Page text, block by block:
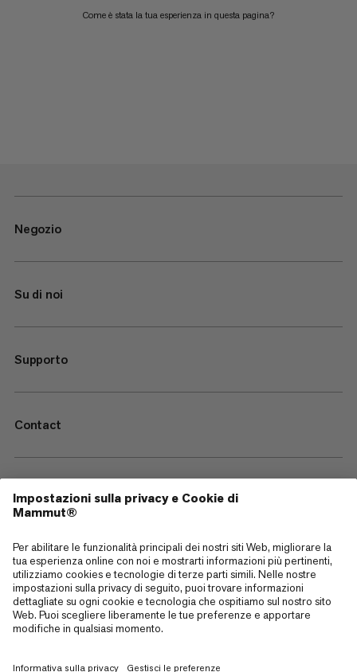
Come è stata la tua esperienza in questa pagina?
Negozio
Su di noi
Supporto
Contact
—
Sitemap
Cookies
Note legali